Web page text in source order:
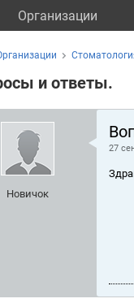
Организации
и ответы.
Новичок
27